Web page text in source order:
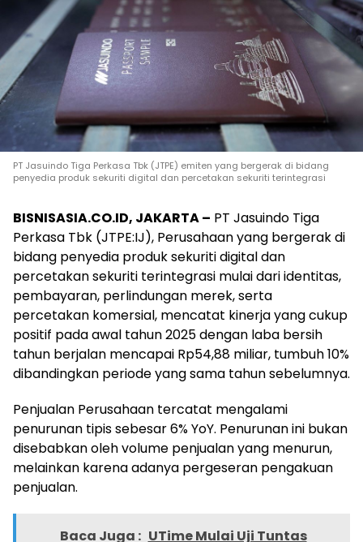
PT Jasuindo Tiga Perkasa Tbk (JTPE) emiten yang bergerak di bidang
penyedia produk sekuriti digital dan percetakan sekuriti terintegrasi
BISNISASIA.CO.ID, JAKARTA – PT Jasuindo Tiga
Perkasa Tbk (JTPE:IJ), Perusahaan yang bergerak di
bidang penyedia produk sekuriti digital dan
percetakan sekuriti terintegrasi mulai dari identitas,
pembayaran, perlindungan merek, serta
percetakan komersial, mencatat kinerja yang cukup
positif pada awal tahun 2025 dengan laba bersih
tahun berjalan mencapai Rp54,88 miliar, tumbuh 10%
dibandingkan periode yang sama tahun sebelumnya.
Penjualan Perusahaan tercatat mengalami
penurunan tipis sebesar 6% YoY. Penurunan ini bukan
disebabkan oleh volume penjualan yang menurun,
melainkan karena adanya pergeseran pengakuan
penjualan.
Baca Juga : UTime Mulai Uji Tuntas